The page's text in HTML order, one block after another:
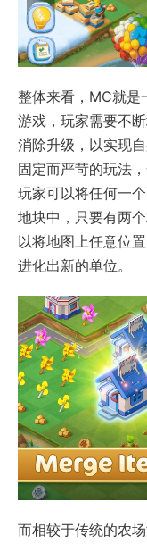
整体来看，MC就是
游戏，玩家需要不
消除升级，以实现
固定而严苛的玩法
玩家可以将任何一
地块中，只要有两
以将地图上任意位
进化出新的单位。
而相较于传统的农